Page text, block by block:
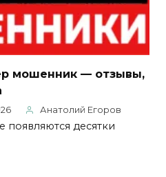
мошенник — отзывы,
Анатолий Егоров
появляются десятки